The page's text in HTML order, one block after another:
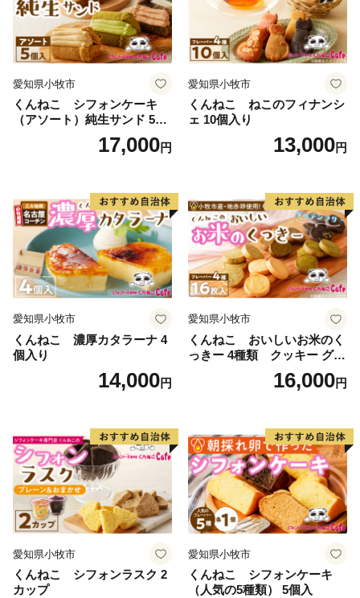
愛知県小牧市
くんねこ シフォンケーキ
（アソート）純生サンド 5個
17,000円
愛知県小牧市
くんねこ ねこのフィナンシ
ェ 10個入り
13,000円
愛知県小牧市
くんねこ 濃厚カタラーナ 4
個入り
14,000円
愛知県小牧市
くんねこ おいしいお米のく
っきー 4種類 クッキー グル
16,000円
愛知県小牧市
くんねこ シフォンラスク 2
カップ
愛知県小牧市
くんねこ シフォンケーキ
（人気の5種類） 5個入